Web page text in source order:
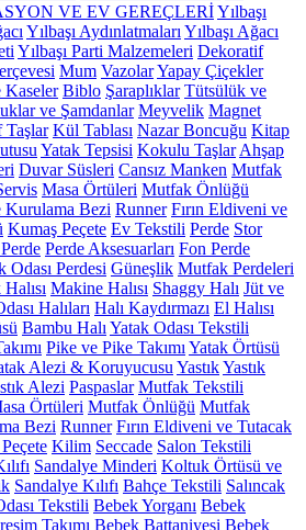
VE EV GEREÇLERİYılbaşı
Yılbaşı Aydınlatmaları Yılbaşı Ağacı
Yılbaşı Parti Malzemeleri Dekoratif
Mum VazolarYapay Çiçekler
Kaseler Biblo Şaraplıklar Tütsülük ve
ve Şamdanlar Meyvelik Magnet
Taşlar Kül Tablası Nazar Boncuğu Kitap
Yatak Tepsisi Kokulu Taşlar Ahşap
Duvar Süsleri Cansız Manken Mutfak
Masa Örtüleri Mutfak Önlüğü
Bezi Runner Fırın Eldiveni ve
Kumaş Peçete Ev Tekstili Perde Stor
Perde Aksesuarları Fon Perde
Odası Perdesi Güneşlik Mutfak Perdeleri
Makine Halısı Shaggy Halı Jüt ve
Halıları Halı Kaydırmazı El Halısı
Bambu Halı Yatak Odası Tekstili
Pike ve Pike Takımı Yatak Örtüsü
Alezi & Koruyucusu YastıkYastık
Alezi Paspaslar Mutfak Tekstili
Örtüleri Mutfak Önlüğü Mutfak
Bezi Runner Fırın Eldiveni ve Tutacak
Kilim Seccade Salon Tekstili
Sandalye Minderi Koltuk Örtüsü ve
Sandalye Kılıfı Bahçe Tekstili Salıncak
Tekstili Bebek Yorganı Bebek
Takımı Bebek Battaniyesi Bebek